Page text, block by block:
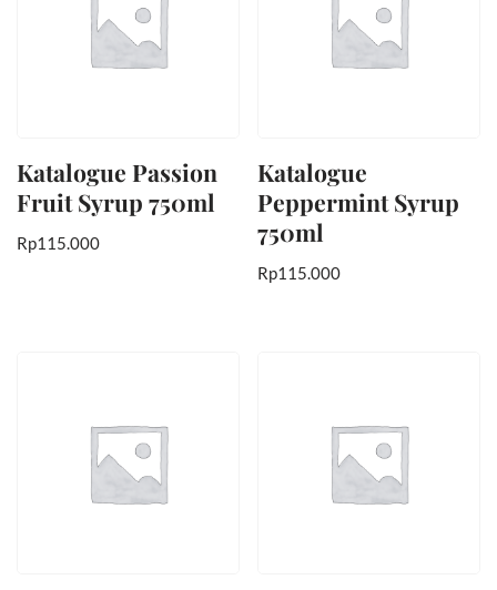
Katalogue Passion
Fruit Syrup 750ml
Rp115.000
Katalogue
Peppermint Syrup
750ml
Rp115.000